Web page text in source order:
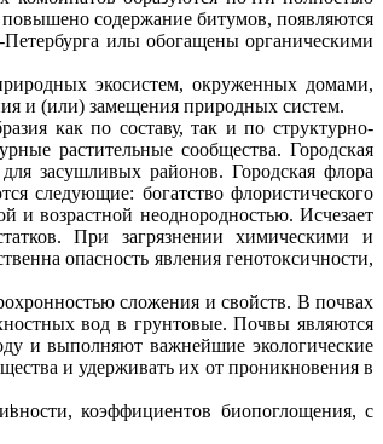
содержание битумов, появляются
илы обогащены органическими
экосистем, окруженных домами,
и (или) замещения природных систем.
как по составу, так и по структурно-
растительные сообщества. Городская
засушливых районов. Городская флора
следующие: богатство флористического
и возрастной неоднородностью. Исчезает
При загрязнении химическими и
опасность явления генотоксичности,
сложения и свойств. В почвах
вод в грунтовые. Почвы являются
и выполняют важнейшие экологические
и удерживать их от проникновения в
коэффициентов биопоглощения, с